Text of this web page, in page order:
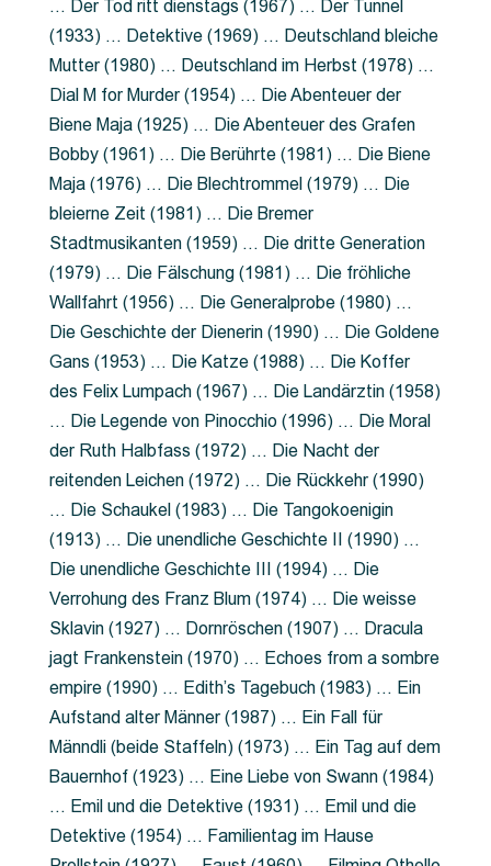
… Der Tod ritt dienstags (1967) … Der Tunnel
(1933) … Detektive (1969) … Deutschland bleiche
Mutter (1980) … Deutschland im Herbst (1978) …
Dial M for Murder (1954) … Die Abenteuer der
Biene Maja (1925) … Die Abenteuer des Grafen
Bobby (1961) … Die Berührte (1981) … Die Biene
Maja (1976) … Die Blechtrommel (1979) … Die
bleierne Zeit (1981) … Die Bremer
Stadtmusikanten (1959) … Die dritte Generation
(1979) … Die Fälschung (1981) … Die fröhliche
Wallfahrt (1956) … Die Generalprobe (1980) …
Die Geschichte der Dienerin (1990) … Die Goldene
Gans (1953) … Die Katze (1988) … Die Koffer
des Felix Lumpach (1967) … Die Landärztin (1958)
… Die Legende von Pinocchio (1996) … Die Moral
der Ruth Halbfass (1972) … Die Nacht der
reitenden Leichen (1972) … Die Rückkehr (1990)
… Die Schaukel (1983) … Die Tangokoenigin
(1913) … Die unendliche Geschichte II (1990) …
Die unendliche Geschichte III (1994) … Die
Verrohung des Franz Blum (1974) … Die weisse
Sklavin (1927) … Dornröschen (1907) … Dracula
jagt Frankenstein (1970) … Echoes from a sombre
empire (1990) … Edith’s Tagebuch (1983) … Ein
Aufstand alter Männer (1987) … Ein Fall für
Männdli (beide Staffeln) (1973) … Ein Tag auf dem
Bauernhof (1923) … Eine Liebe von Swann (1984)
… Emil und die Detektive (1931) … Emil und die
Detektive (1954) … Familientag im Hause